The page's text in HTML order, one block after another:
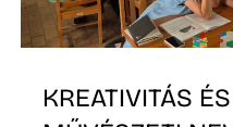
KREATIVITÁS